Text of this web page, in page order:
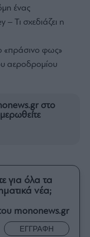
ένας
– Τι σχεδιάζει η
«πράσινο φως»
αεροδρομίου
στο
για όλα τα
νέα;
mononews.gr
ΕΓΓΡΑΦΗ